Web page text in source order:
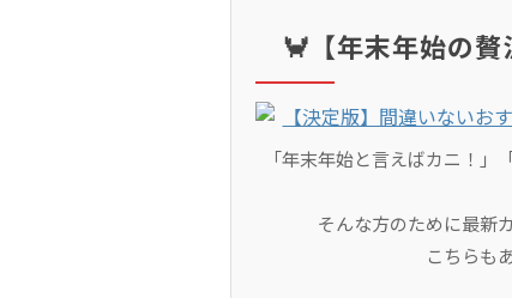
🦀【年末年始の
「年末年始と言えばカニ！
そんな方のために最新
こちらも